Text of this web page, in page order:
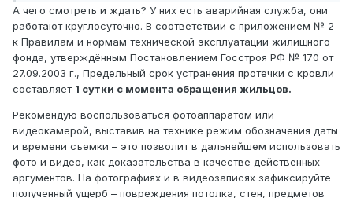
А чего смотреть и ждать? У них есть аварийная служба, они
работают круглосуточно. В соответствии с приложением № 2
к Правилам и нормам технической эксплуатации жилищного
фонда, утверждённым Постановлением Госстроя РФ № 170 от
27.09.2003 г., Предельный срок устранения протечки с кровли
составляет 1 сутки с момента обращения жильцов.
Рекомендую воспользоваться фотоаппаратом или
видеокамерой, выставив на технике режим обозначения даты
и времени съемки – это позволит в дальнейшем использовать
фото и видео, как доказательства в качестве действенных
аргументов. На фотографиях и в видеозаписях зафиксируйте
полученный ущерб – повреждения потолка, стен, предметов